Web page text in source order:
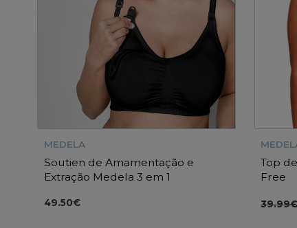
MEDELA
Soutien de Amamentação e
Extração Medela 3 em 1
49.50€
Top
Free